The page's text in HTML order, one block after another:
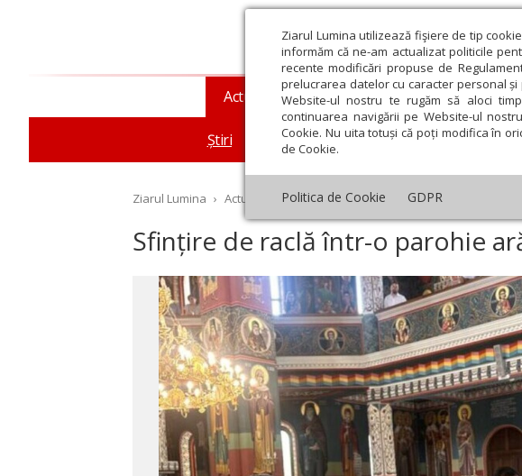
Ziarul Lumina utilizează fişiere de tip
informăm că ne-am actualizat politicile
recente modificări propuse de
prelucrarea datelor cu caracter personal
Website-ul nostru te rugăm să aloci
continuarea navigării pe Website-ul
Cookie. Nu uita totuși că poți modifica în
de Cookie.
Politica de Cookie GDPR
Actualitate religioasă
Știri Mesaje și cuvântări An omagial
Teologie și
Ziarul Lumina › Actualitate religioasă › Știri › Sfințire de raclă într-o
Sfințire de raclă într-o parohie
Octombrie Noiembrie Decembrie Ianuarie Februarie